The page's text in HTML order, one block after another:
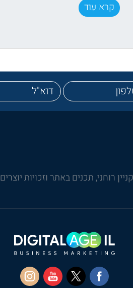
קרא עוד
קניין רוחני, תכנים באתר וזכויות יוצרים